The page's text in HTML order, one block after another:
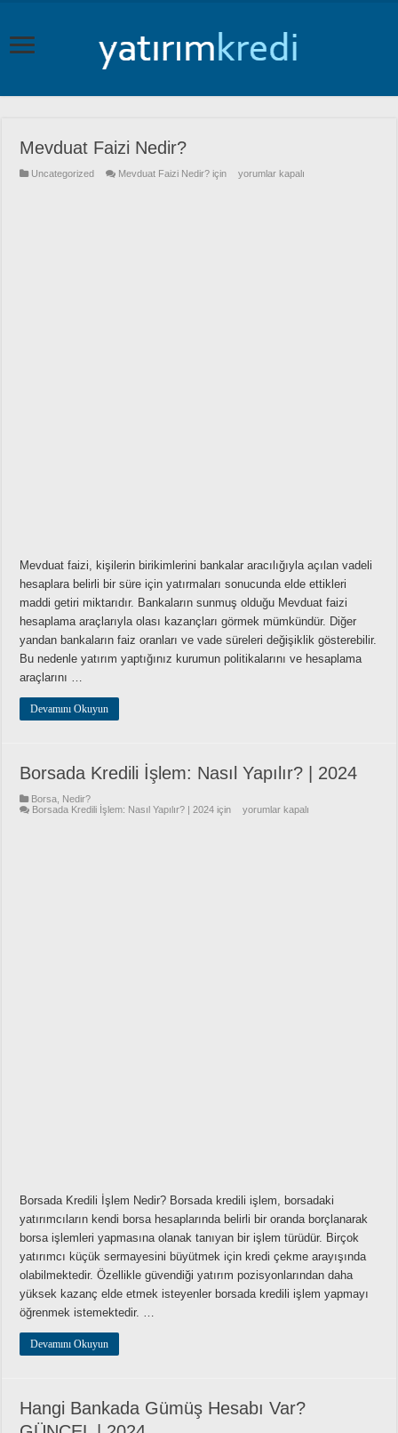
Mevduat Faizi Nedir?
Uncategorized Mevduat Faizi Nedir? için yorumlar kapalı
Mevduat faizi, kişilerin birikimlerini bankalar aracılığıyla açılan vadeli
hesaplara belirli bir süre için yatırmaları sonucunda elde ettikleri
maddi getiri miktarıdır. Bankaların sunmuş olduğu Mevduat faizi
hesaplama araçlarıyla olası kazançları görmek mümkündür. Diğer
yandan bankaların faiz oranları ve vade süreleri değişiklik gösterebilir.
Bu nedenle yatırım yaptığınız kurumun politikalarını ve hesaplama
araçlarını …
Devamını Okuyun
Borsada Kredili İşlem: Nasıl Yapılır? | 2024
Borsa Nedir?
Borsada Kredili İşlem: Nasıl Yapılır? | 2024 için
yorumlar kapalı
Borsada Kredili İşlem Nedir? Borsada kredili işlem, borsadaki
yatırımcıların kendi borsa hesaplarında belirli bir oranda borçlanarak
borsa işlemleri yapmasına olanak tanıyan bir işlem türüdür. Birçok
yatırımcı küçük sermayesini büyütmek için kredi çekme arayışında
olabilmektedir. Özellikle güvendiği yatırım pozisyonlarından daha
yüksek kazanç elde etmek isteyenler borsada kredili işlem yapmayı
öğrenmek istemektedir. …
Devamını Okuyun
Hangi Bankada Gümüş Hesabı Var?